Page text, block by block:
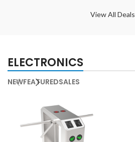
View All Deals
ELECTRONICS
NEWFEATUREDSALES